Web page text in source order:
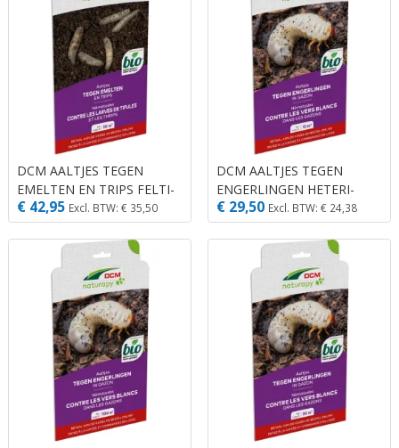
DCM AALTJES TEGEN
EMELTEN EN TRIPS FELTI-
GUARD® 50 M² (25 MIO.
AALTJES)
€ 42,95 Excl. BTW: € 35,50
DCM AALTJES TEGEN
ENGERLINGEN HETERI-
GUARD® 10 M² (5 MIO.
AALTJES)
€ 29,50 Excl. BTW: € 24,38